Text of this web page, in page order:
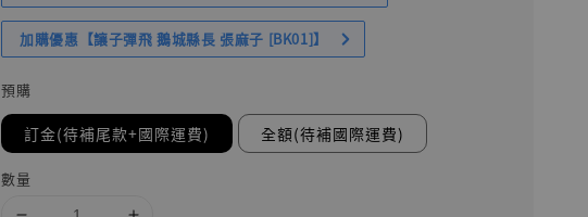
加購優惠【讓子彈飛 鵝城縣長 張麻子 [BK01]】
預購
訂金(待補尾款+國際運費) 全額(待補國際運費)
數量